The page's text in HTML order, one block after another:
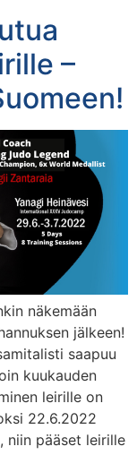
–
näkemään
jälkeen!
saapuu
kuukauden
leirille on
22.6.2022
niin pääset leirille